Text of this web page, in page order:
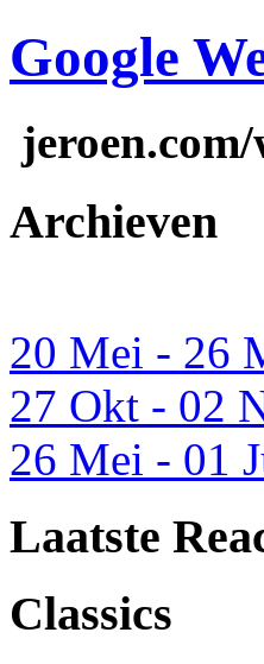
Google
Archieven
20 Mei - 26
27 Okt - 02
26 Mei - 01
Laatste
Classics